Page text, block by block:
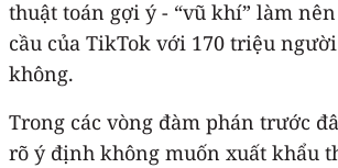
thuật toán gợi ý - “vũ khí” làm
cầu của TikTok với 170 triệu
không.
Trong các vòng đàm phán trước
rõ ý định không muốn xuất khẩu